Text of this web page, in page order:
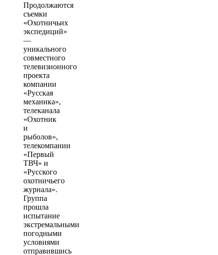
Продолжаются
съемки
«Охотничьих
экспедиций»
—
уникального
совместного
телевизионного
проекта
компании
«Русская
механика»,
телеканала
«Охотник
и
рыболов»,
телекомпании
«Первый
ТВЧ» и
«Русского
охотничьего
журнала».
Группа
прошла
испытание
экстремальными
погодными
условиями
отправившись